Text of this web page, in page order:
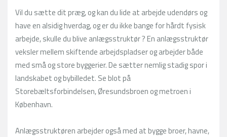
Vil du sætte dit præg, og kan du lide at arbejde udendørs og
have en alsidig hverdag, og er du ikke bange for hårdt fysisk
arbejde, skulle du blive anlægsstruktør ? En anlægsstruktør
veksler mellem skiftende arbejdspladser og arbejder både
med små og store byggerier. De sætter nemlig stadig spor i
landskabet og bybilledet. Se blot på
Storebæltsforbindelsen, Øresundsbroen og metroen i
København.
Anlægsstruktøren arbejder også med at bygge broer, havne,